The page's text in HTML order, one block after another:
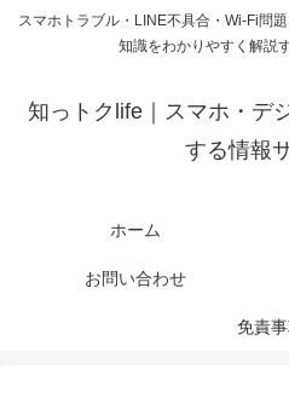
スマホトラブル・LINE不具合・Wi-Fi問
知識をわかりやすく解説
知っトクlife｜スマホ・デ
する情報
ホーム
お問い合わせ
免責